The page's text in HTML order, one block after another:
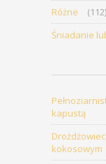
Różne
(112)
Śniadanie
kapustą
kokosowym